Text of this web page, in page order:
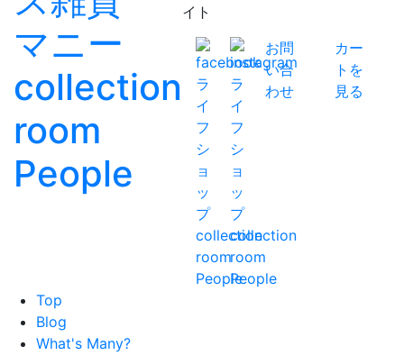
イト
お問
い合
わせ
カー
トを
見る
Top
Blog
What's Many?